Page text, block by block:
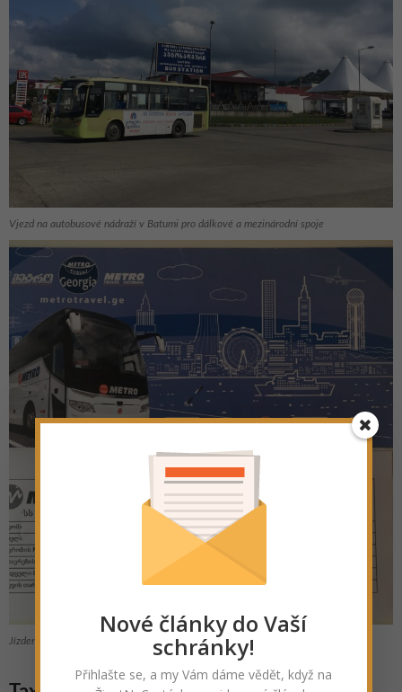
Vjezd na autobusové nádraží v Batumi pro dálkové a mezinárodní spoje
Jízdenka na noční spoj Batumi – Tbilisi
Nové články do Vaší
schránky!
Přihlašte se, a my Vám dáme vědět, když na